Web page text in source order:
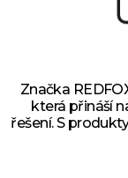
Značka
která přináší
řešení. S